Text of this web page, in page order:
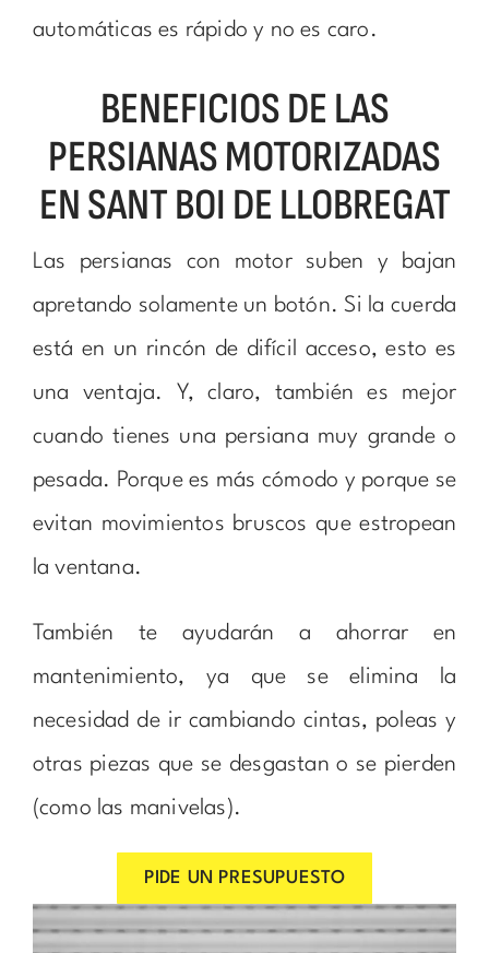
automáticas es rápido y no es caro.
BENEFICIOS DE LAS
PERSIANAS MOTORIZADAS
EN SANT BOI DE LLOBREGAT
Las persianas con motor suben y bajan
apretando solamente un botón. Si la cuerda
está en un rincón de difícil acceso, esto es
una ventaja. Y, claro, también es mejor
cuando tienes una persiana muy grande o
pesada. Porque es más cómodo y porque se
evitan movimientos bruscos que estropean
la ventana.
También te ayudarán a ahorrar en
mantenimiento, ya que se elimina la
necesidad de ir cambiando cintas, poleas y
otras piezas que se desgastan o se pierden
(como las manivelas).
PIDE UN PRESUPUESTO